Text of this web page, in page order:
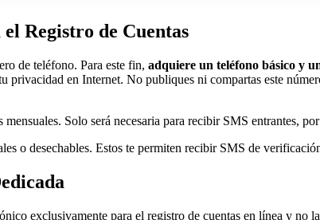
Registro de Cuentas
de teléfono. Para este fin, adquiere un teléfono básico y
privacidad en Internet. No publiques ni compartas este
Solo será necesaria para recibir SMS entrantes,
o desechables. Estos te permiten recibir SMS de
exclusivamente para el registro de cuentas en línea y no